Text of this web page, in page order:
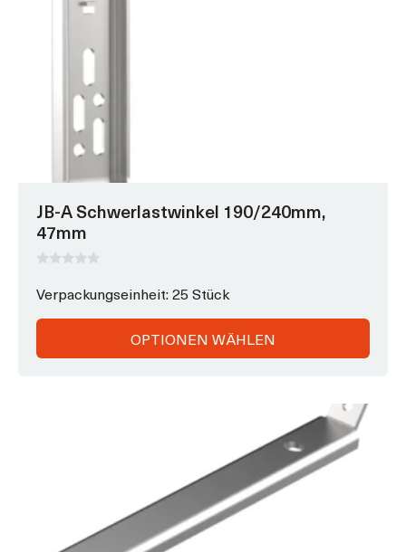
JB-A Schwerlastwinkel 190/240mm,
47mm
v
o
5
Verpackungseinheit: 25 Stück
OPTIONEN WÄHLEN